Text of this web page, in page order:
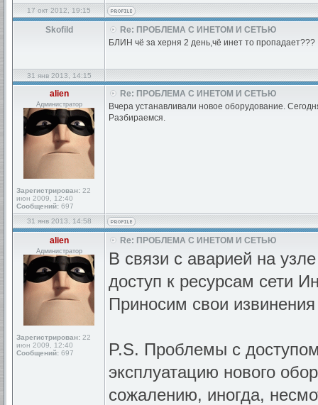
17 окт 2012, 19:15
Skofild
Re: ПРОБЛЕМА С ИНЕТОМ И СЕТЬЮ
БЛИН чё за херня 2 день,чё инет то пропадает???
31 янв 2013, 14:15
alien
Администратор
Зарегистрирован: 22
июн 2009, 12:40
Сообщений: 697
Re: ПРОБЛЕМА С ИНЕТОМ И СЕТЬЮ
Вчера устанавливали новое оборудование.
Разбираемся.
31 янв 2013, 14:58
alien
Администратор
Зарегистрирован: 22
июн 2009, 12:40
Сообщений: 697
Re: ПРОБЛЕМА С ИНЕТОМ И СЕТЬЮ
В связи с аварией на
доступ к ресурсам сети
Приносим свои
P.S. Проблемы с
эксплуатацию нового
сожалению, иногда,